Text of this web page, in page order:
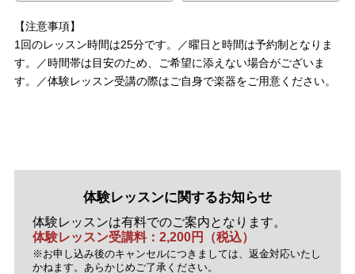
【注意事項】
1回のレッスン時間は25分です。／曜日と時間は予約制となりま
す。／時間帯は目安のため、ご希望に添えない場合がございま
す。／体験レッスン受講の際はご自身で楽器をご用意ください。
体験レッスンに関するお知らせ
体験レッスンは有料でのご案内となります。
体験レッスン受講料：2,200円（税込）
※お申し込み後のキャンセルにつきましては、返金対応いたし
かねます。あらかじめご了承ください。